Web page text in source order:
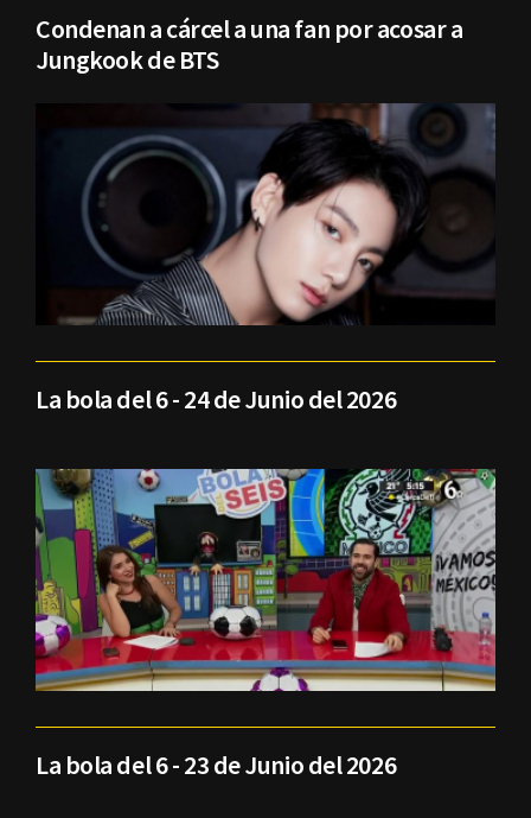
Condenan a cárcel a una fan por acosar a
Jungkook de BTS
La bola del 6 - 24 de Junio del 2026
La bola del 6 - 23 de Junio del 2026